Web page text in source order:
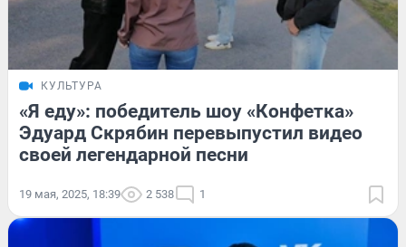
КУЛЬТУРА
«Я еду»: победитель шоу «Конфетка»
Эдуард Скрябин перевыпустил видео
своей легендарной песни
19 мая, 2025, 18:39 2 538 1